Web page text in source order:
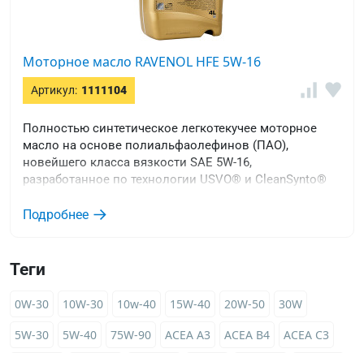
Теги
0W-30 10W-30 10w-40 15W-40 20W-50
30W
5W-30
5W-40 75W-90 ACEA A3 ACEA B4
ACEA C3
Моторное масло RAVENOL HFE 5W-16
Артикул: 1111104
Полностью синтетическое легкотекучее моторное
масло на основе полиальфаолефинов (ПАО),
новейшего класса вязкости SAE 5W-16,
разработанное по технологии USVO® и CleanSynto®
непосредственным впрыском топлива легковых
Подробнее